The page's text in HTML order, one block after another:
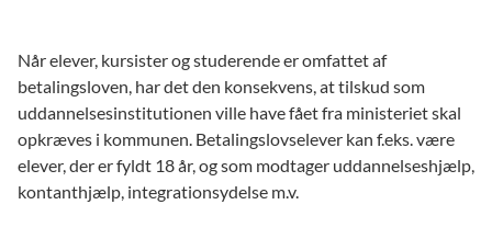
Når elever, kursister og studerende er omfattet af
betalingsloven, har det den konsekvens, at tilskud som
uddannelsesinstitutionen ville have fået fra ministeriet skal
opkræves i kommunen. Betalingslovselever kan f.eks. være
elever, der er fyldt 18 år, og som modtager uddannelseshjælp,
kontanthjælp, integrationsydelse m.v.